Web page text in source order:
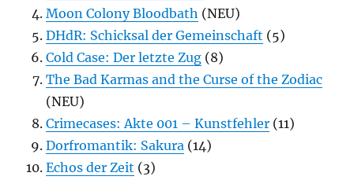
Moon Colony Bloodbath (NEU)
DHdR: Schicksal der Gemeinschaft (5)
Cold Case: Der letzte Zug (8)
The Bad Karmas and the Curse of the Zodiac
(NEU)
Crimecases: Akte 001 – Kunstfehler (11)
Dorfromantik: Sakura (14)
Echos der Zeit (3)